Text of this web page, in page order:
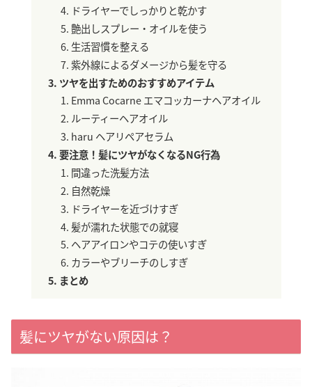
ドライヤーでしっかりと乾かす
艶出しスプレー・オイルを使う
生活習慣を整える
紫外線によるダメージから髪を守る
ツヤを出すためのおすすめアイテム
Emma Cocarne エマコッカーナヘアオイル
ルーティーヘアオイル
haru ヘアリペアセラム
要注意！髪にツヤがなくなるNG行為
間違った洗髪方法
自然乾燥
ドライヤーを近づけすぎ
髪が濡れた状態での就寝
ヘアアイロンやコテの使いすぎ
カラーやブリーチのしすぎ
まとめ
髪にツヤがない原因は？